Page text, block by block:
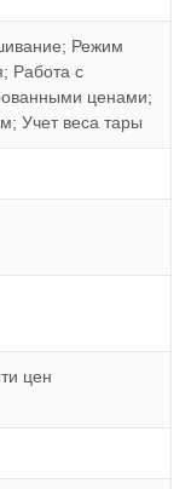
Режим
Работа с
ценами;
Учет веса тары
цен